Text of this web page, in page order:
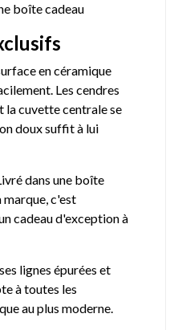
boîte cadeau
en céramique
Les cendres
la cuvette centrale se
doux suffit à lui
dans une boîte
marque, c'est
cadeau d'exception à
lignes épurées et
à toutes les
au plus moderne.